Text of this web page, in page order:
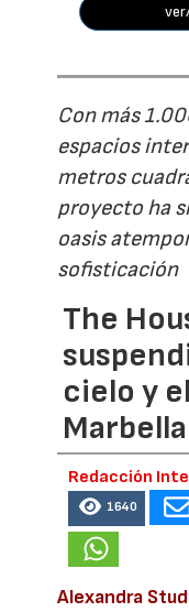
Con más
espacios
metros
proyecto ha
oasis
sofisticación
The
cielo y
Marbella
Redacción
1640
Alexandra